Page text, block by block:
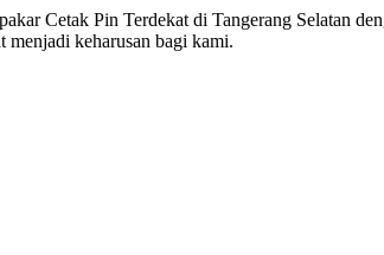
pakar Cetak Pin Terdekat di Tangerang Selatan
menjadi keharusan bagi kami.